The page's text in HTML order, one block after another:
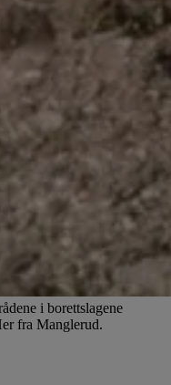
i borettslagene
fra Manglerud.